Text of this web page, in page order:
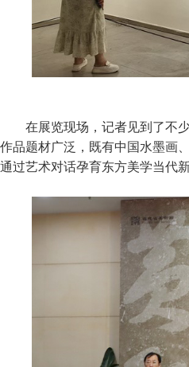
在展览现场，记者见到了不
作品题材广泛，既有中国水墨画
通过艺术对话孕育东方美学当代新